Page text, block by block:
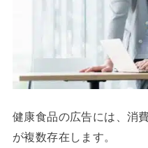
健康食品の広告には、消
が複数存在します。